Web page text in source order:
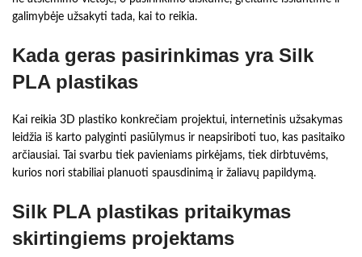
galimybėje užsakyti tada, kai to reikia.
Kada geras pasirinkimas yra Silk
PLA plastikas
Kai reikia 3D plastiko konkrečiam projektui, internetinis užsakymas
leidžia iš karto palyginti pasiūlymus ir neapsiriboti tuo, kas pasitaiko
arčiausiai. Tai svarbu tiek pavieniams pirkėjams, tiek dirbtuvėms,
kurios nori stabiliai planuoti spausdinimą ir žaliavų papildymą.
Silk PLA plastikas pritaikymas
skirtingiems projektams